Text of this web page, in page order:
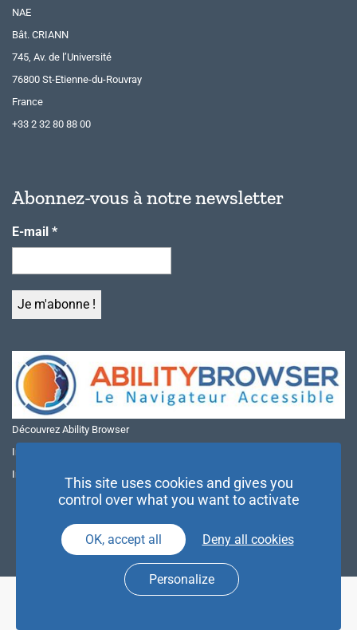
NAE
Bât. CRIANN
745, Av. de l’Université
76800 St-Etienne-du-Rouvray
France
+33 2 32 80 88 00
Abonnez-vous à notre newsletter
E-mail *
Découvrez Ability Browser
Installer Ability Browser sur Windows
Installer Ability Browser sur Mac
This site uses cookies and gives you
control over what you want to activate
OK, accept all Deny all cookies
Personalize